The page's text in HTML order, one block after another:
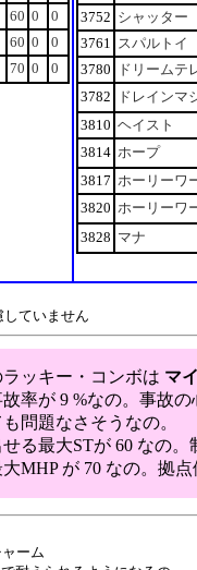
60 0
0
60 0
0
70 0 0
3752 シャッター
3761 スパルトイ
3780
ドリームテ
3782
ドレインマ
3810 ヘイスト
3814 ホープ
3817 ホーリーワ
3820 ホーリーワ
3828 マナ
ていません
ッキー・コンボは マ
率が 9 %なの。事故
問題なさそうなの。
る最大STが 60 なの。
MHP が 70 なの。拠点
ーム